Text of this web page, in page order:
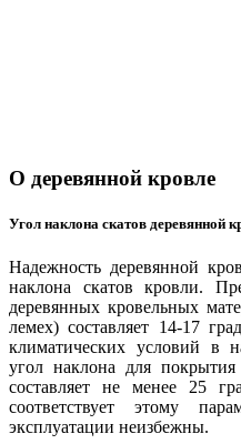
Срок
Минимально
наклона
градусов.
деревянную
О деревянной кровле
Угол наклона скатов деревянной
Надежность деревянной
наклона скатов кровли.
деревянных кровельных
лемех) составляет 14-17
климатических условий в
угол наклона для
составляет не менее 25
соответствует этому
эксплуатации неизбежны.